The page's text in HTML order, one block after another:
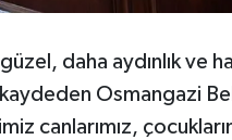
daha aydınlık ve
Osmangazi
canlarımız,